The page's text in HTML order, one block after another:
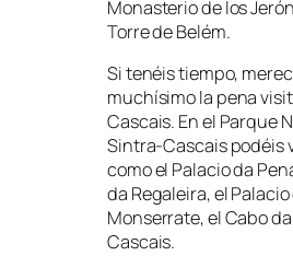
Monasterio de los
Torre de Belém.
Si tenéis tiempo,
muchísimo la pena
Cascais. En el Parque
Sintra-Cascais podéis
como el Palacio da
da Regaleira, el
Monserrate, el Cabo
Cascais.